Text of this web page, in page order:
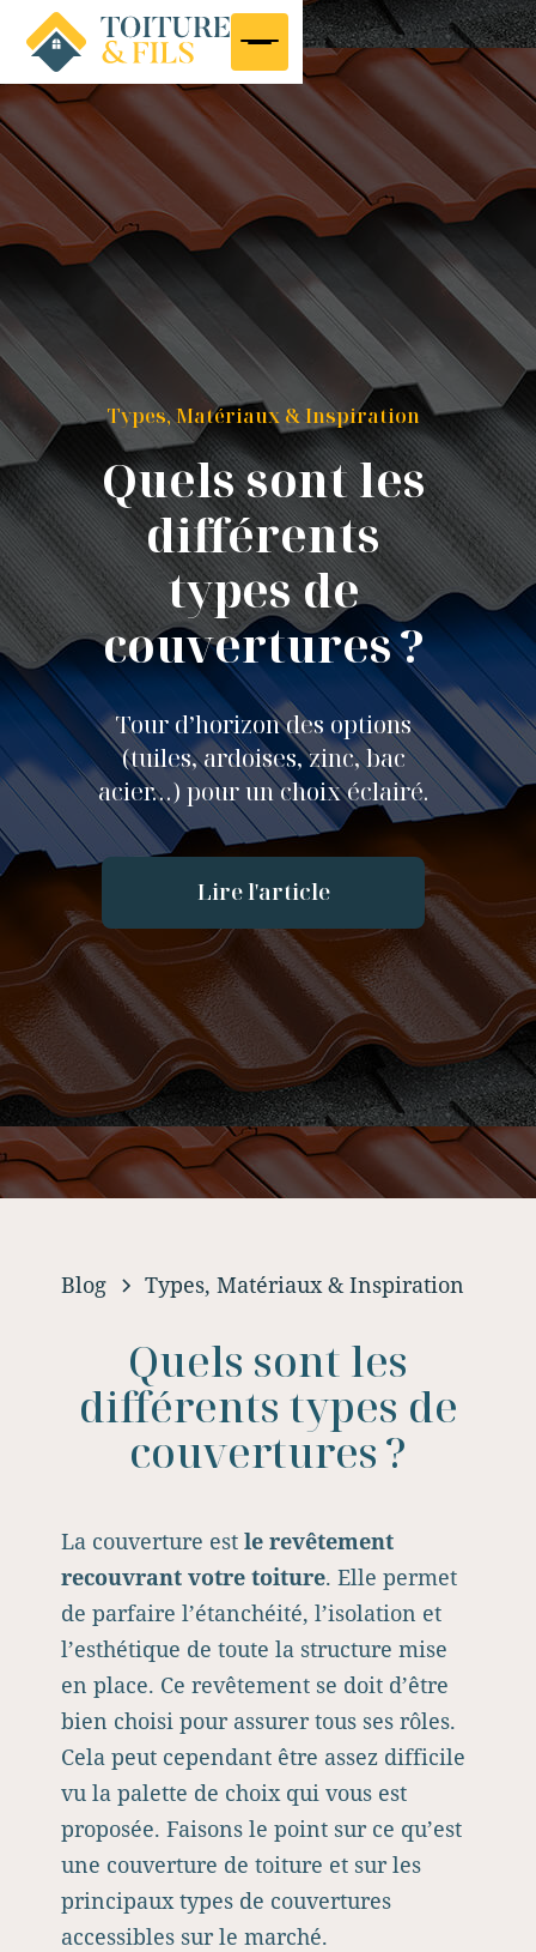
Types, Matériaux & Inspiration
Quels sont les
différents
types de
couvertures ?
Tour d’horizon des options
(tuiles, ardoises, zinc, bac
acier…) pour un choix éclairé.
Lire l'article
Blog Types, Matériaux & Inspiration
Quels sont les
différents types de
couvertures ?
La couverture est le revêtement
recouvrant votre toiture. Elle permet
de parfaire l’étanchéité, l’isolation et
l’esthétique de toute la structure mise
en place. Ce revêtement se doit d’être
bien choisi pour assurer tous ses rôles.
Cela peut cependant être assez difficile
vu la palette de choix qui vous est
proposée. Faisons le point sur ce qu’est
une couverture de toiture et sur les
principaux types de couvertures
accessibles sur le marché.